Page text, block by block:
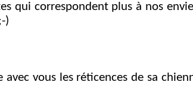
qui correspondent plus à nos
)
vous les réticences de sa